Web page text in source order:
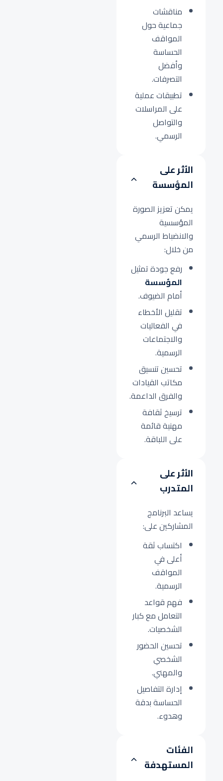
مناقشات
جماعية حول
المواقف
الحساسة
وأفضل
التصرفات.
تطبيقات عملية
على المراسلات
والتواصل
الرسمي.
الأثر على
المؤسسة
يمكن تعزيز الصورة
المؤسسية
والانضباط الرسمي
من خلال:
رفع جودة تمثيل
المؤسسة
أمام الضيوف.
تقليل الأخطاء
في الفعاليات
والاجتماعات
الرسمية.
تحسين تنسيق
مكاتب القيادات
والفرق الداعمة.
ترسيخ ثقافة
مهنية قائمة
على اللباقة.
الأثر على
المتدرب
يساعد البرنامج
المشاركين على:
اكتساب ثقة
أعلى في
المواقف
الرسمية.
فهم قواعد
التعامل مع كبار
الشخصيات.
تحسين الحضور
الشخصي
والمهني.
إدارة التفاصيل
الحساسة بدقة
وهدوء.
الفئات
المستهدفة